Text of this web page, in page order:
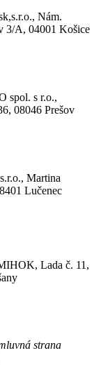
Nám.
3/A, 04001 Košice
spol. s r.o.,
08046 Prešov
Martina
Lučenec
Lada č. 11,
strana